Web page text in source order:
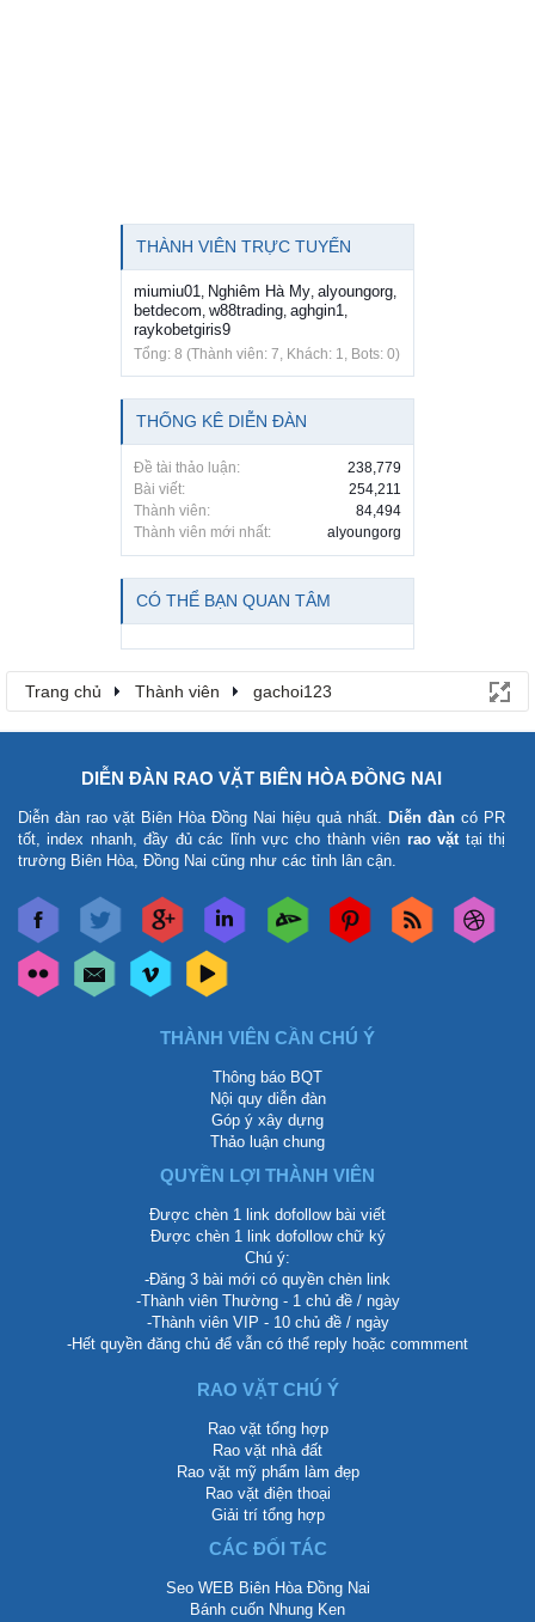
THÀNH VIÊN TRỰC TUYẾN
miumiu01, Nghiêm Hà My, alyoungorg,
betdecom, w88trading, aghgin1,
raykobetgiris9
Tổng: 8 (Thành viên: 7, Khách: 1, Bots: 0)
THỐNG KÊ DIỄN ĐÀN
Đề tài thảo luận:
238,779
Bài viết:
254,211
Thành viên:
84,494
Thành viên mới nhất:
alyoungorg
CÓ THỂ BẠN QUAN TÂM
Trang chủ Thành viên gachoi123
DIỄN ĐÀN RAO VẶT BIÊN HÒA ĐỒNG NAI
Diễn đàn rao vặt Biên Hòa Đồng Nai hiệu quả nhất. Diễn đàn có PR
tốt, index nhanh, đầy đủ các lĩnh vực cho thành viên rao vặttại thị
trường Biên Hòa, Đồng Nai cũng như các tỉnh lân cận.
THÀNH VIÊN CẦN CHÚ Ý
Thông báo BQT
Nội quy diễn đàn
Góp ý xây dựng
Thảo luận chung
QUYỀN LỢI THÀNH VIÊN
Được chèn 1 link dofollow bài viết
Được chèn 1 link dofollow chữ ký
Chú ý:
-Đăng 3 bài mới có quyền chèn link
-Thành viên Thường - 1 chủ đề / ngày
-Thành viên VIP - 10 chủ đề / ngày
-Hết quyền đăng chủ để vẫn có thể reply hoặc commment
RAO VẶT CHÚ Ý
Rao vặt tổng hợp
Rao vặt nhà đất
Rao vặt mỹ phẩm làm đẹp
Rao vặt điện thoại
Giải trí tổng hợp
CÁC ĐỐI TÁC
Seo WEB Biên Hòa Đồng Nai
Bánh cuốn Nhung Ken